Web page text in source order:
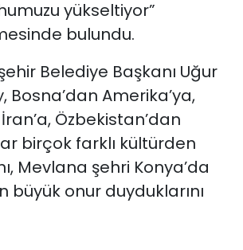
yükseltiyor”
bulundu.
Belediye Başkanı Uğur
Bosna’dan Amerika’ya,
Özbekistan’dan
birçok farklı kültürden
Mevlana şehri Konya’da
büyük onur duyduklarını